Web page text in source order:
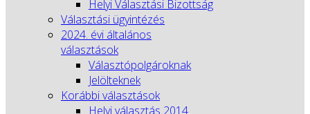
Helyi Választási Bizottság
Választási ügyintézés
2024. évi általános
választások
Választópolgároknak
Jelölteknek
Korábbi választások
Helyi választás 2014